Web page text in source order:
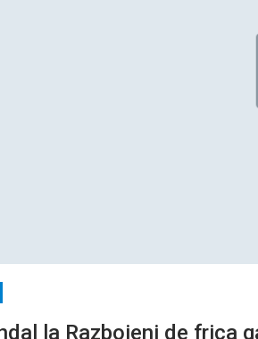
la Razboieni de frica